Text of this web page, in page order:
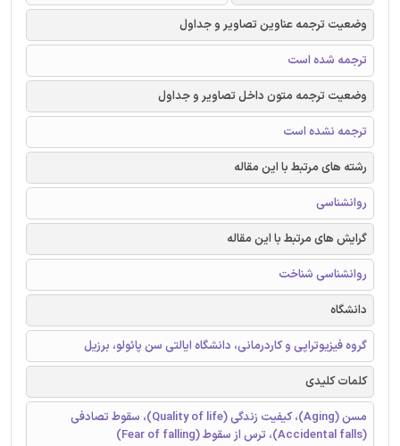
وضعیت ترجمه عناوین تصاویر و جداول
ترجمه شده است
وضعیت ترجمه متون داخل تصاویر و جداول
ترجمه نشده است
رشته های مرتبط با این مقاله
روانشناسی
گرایش های مرتبط با این مقاله
روانشناسی شناخت
دانشگاه
گروه فیزیوتراپی و کاردرمانی، دانشگاه ایالتی سن پائولو، برزیل
کلمات کلیدی
مسن (Aging)، کیفیت زندگی (Quality of life)، سقوط تصادفی
(Accidental falls)، ترس از سقوط (Fear of falling)